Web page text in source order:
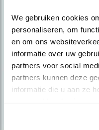
We gebruiken cookies
personaliseren, om
en om ons
informatie over uw
partners voor social
partners kunnen deze
informatie die u aan ze